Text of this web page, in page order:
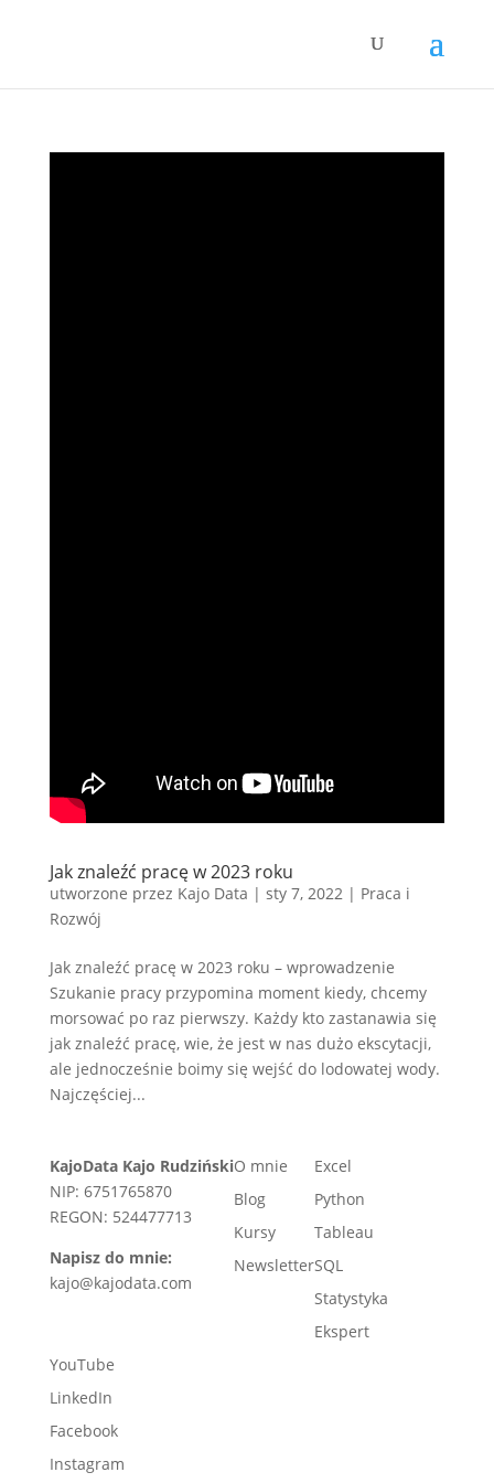
Jak znaleźć pracę w 2023 roku
utworzone przez Kajo Data | sty 7, 2022| Praca i
Rozwój
Jak znaleźć pracę w 2023 roku – wprowadzenie
Szukanie pracy przypomina moment kiedy, chcemy
morsować po raz pierwszy. Każdy kto zastanawia się
jak znaleźć pracę, wie, że jest w nas dużo ekscytacji,
ale jednocześnie boimy się wejść do lodowatej wody.
Najczęściej...
KajoData Kajo Rudziński
NIP: 6751765870
REGON: 524477713
Napisz do mnie:
kajo@kajodata.com
O mnie
Blog
Kursy
Newsletter
Excel
Python
Tableau
SQL
Statystyka
Ekspert
YouTube
LinkedIn
Facebook
Instagram